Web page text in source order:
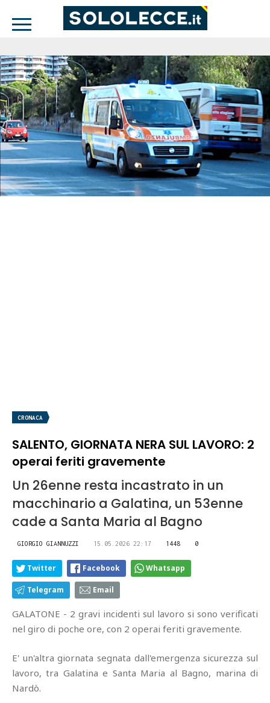
CRONACA
SALENTO, GIORNATA NERA SUL LAVORO: 2
operai feriti gravemente
Un 26enne resta incastrato in un
macchinario a Galatina, un 53enne
cade a Santa Maria al Bagno
GIORGIO GIANNUZZI 15.05.2026 22:17 1448 0
Twitter Facebook Whatsapp
Telegram Email
GALATONE - 2 gravi incidenti sul lavoro si sono verificati
nel giro di poche ore, con 2 operai feriti gravemente.
E' un'altra giornata segnata dall'emergenza sicurezza sul
lavoro, tra Galatina e Santa Maria al Bagno, marina di
Nardò.